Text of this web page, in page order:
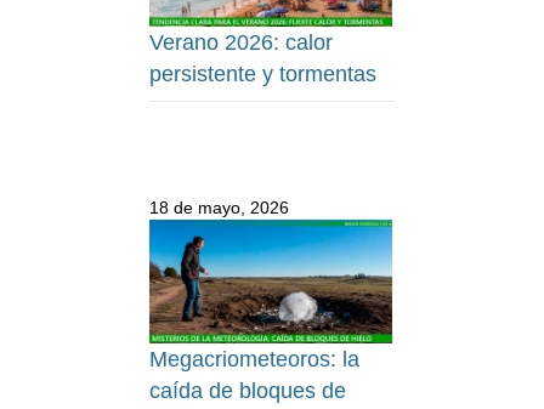
Verano 2026: calor
persistente y tormentas
18 de mayo, 2026
Megacriometeoros: la
caída de bloques de